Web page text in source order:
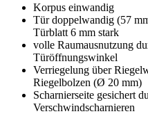
Korpus einwandig
Tür doppelwandig (57
Türblatt 6 mm stark
volle Raumausnutzung
Türöffnungswinkel
Verriegelung über
Riegelbolzen (Ø 20 mm)
Scharnierseite gesichert
Verschwindscharnieren